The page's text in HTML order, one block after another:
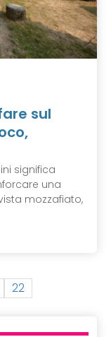
sul
significa
una
mozzafiato,
22